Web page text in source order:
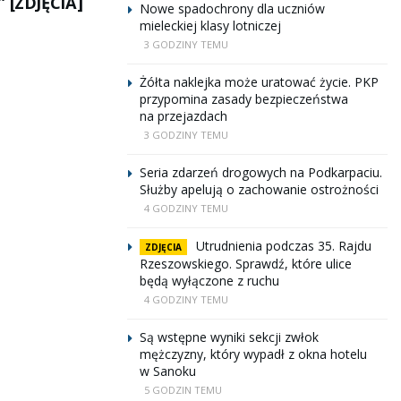
Nowe spadochrony dla uczniów
mieleckiej klasy lotniczej
3 GODZINY TEMU
Żółta naklejka może uratować życie. PKP
przypomina zasady bezpieczeństwa
na przejazdach
3 GODZINY TEMU
Seria zdarzeń drogowych na Podkarpaciu.
Służby apelują o zachowanie ostrożności
4 GODZINY TEMU
ZDJĘCIA
Utrudnienia podczas 35. Rajdu
Rzeszowskiego. Sprawdź, które ulice
będą wyłączone z ruchu
4 GODZINY TEMU
Są wstępne wyniki sekcji zwłok
mężczyzny, który wypadł z okna hotelu
w Sanoku
5 GODZIN TEMU